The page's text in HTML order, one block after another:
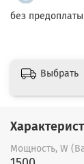
без предоплаты
Выбрать
Мощность, W